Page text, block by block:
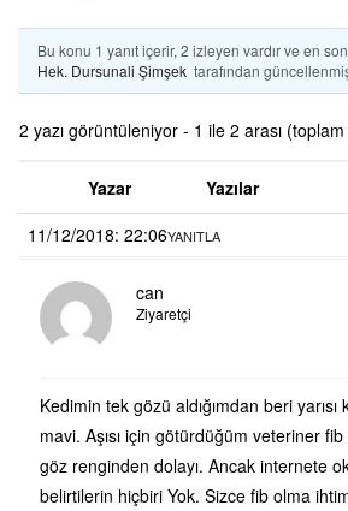
Bu konu 1 yanıt içerir, 2 izleyen vardır ve en son
Hek. Dursunali Şimşek tarafından
2 yazı görüntüleniyor - 1 ile 2 arası
Yazar
Yazılar
11/12/2018: 22:06YANITLA
can
Ziyaretçi
Kedimin tek gözü aldığımdan beri yarısı
mavi. Aşısı için götürdüğüm veteriner
göz renginden dolayı. Ancak internete
belirtilerin hiçbiri Yok. Sizce fib olma